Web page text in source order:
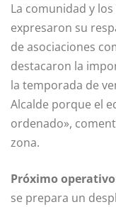
La comunidad y
expresaron su
de asociaciones
destacaron la
la temporada de
Alcalde porque el
ordenado»,
zona.
Próximo operativo
se prepara un